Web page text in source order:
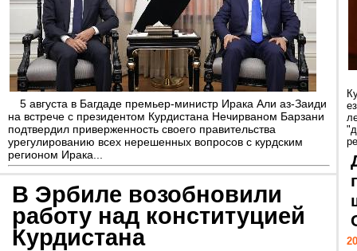
5 августа в Багдаде премьер-министр Ирака Али аз-Заиди
на встрече с президентом Курдистана Нечирваном Барзани
подтвердил приверженность своего правительства
урегулированию всех нерешенных вопросов с курдским
регионом Ирака...
В Эрбиле возобновили
работу над конституцией
Курдистана